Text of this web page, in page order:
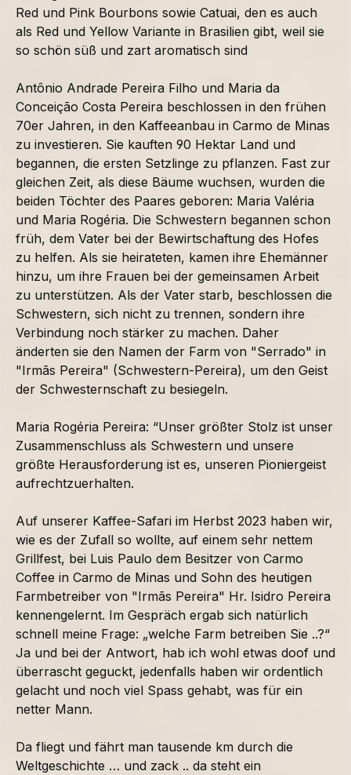
Red und Pink Bourbons sowie Catuai, den es auch
als Red und Yellow Variante in Brasilien gibt, weil sie
so schön süß und zart aromatisch sind
Antônio Andrade Pereira Filho und Maria da
Conceição Costa Pereira beschlossen in den frühen
70er Jahren, in den Kaffeeanbau in Carmo de Minas
zu investieren. Sie kauften 90 Hektar Land und
begannen, die ersten Setzlinge zu pflanzen. Fast zur
gleichen Zeit, als diese Bäume wuchsen, wurden die
beiden Töchter des Paares geboren: Maria Valéria
und Maria Rogéria. Die Schwestern begannen schon
früh, dem Vater bei der Bewirtschaftung des Hofes
zu helfen. Als sie heirateten, kamen ihre Ehemänner
hinzu, um ihre Frauen bei der gemeinsamen Arbeit
zu unterstützen. Als der Vater starb, beschlossen die
Schwestern, sich nicht zu trennen, sondern ihre
Verbindung noch stärker zu machen. Daher
änderten sie den Namen der Farm von "Serrado" in
"Irmãs Pereira" (Schwestern-Pereira), um den Geist
der Schwesternschaft zu besiegeln.
Maria Rogéria Pereira: “Unser größter Stolz ist unser
Zusammenschluss als Schwestern und unsere
größte Herausforderung ist es, unseren Pioniergeist
aufrechtzuerhalten.
Auf unserer Kaffee-Safari im Herbst 2023 haben wir,
wie es der Zufall so wollte, auf einem sehr nettem
Grillfest, bei Luis Paulo dem Besitzer von Carmo
Coffee in Carmo de Minas und Sohn des heutigen
Farmbetreiber von "Irmãs Pereira" Hr. Isidro Pereira
kennengelernt. Im Gespräch ergab sich natürlich
schnell meine Frage: „welche Farm betreiben Sie ..?“
Ja und bei der Antwort, hab ich wohl etwas doof und
überrascht geguckt, jedenfalls haben wir ordentlich
gelacht und noch viel Spass gehabt, was für ein
netter Mann.
Da fliegt und fährt man tausende km durch die
Weltgeschichte … und zack .. da steht ein